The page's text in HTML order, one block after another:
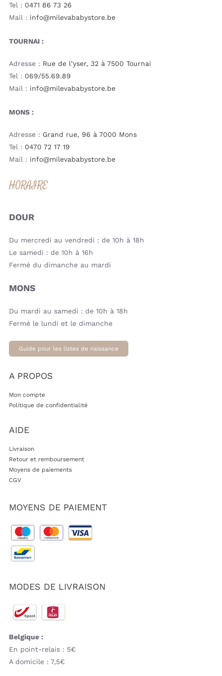
Tel : 0471 86 73 26
Mail : info@milevababystore.be
TOURNAI :
Adresse : Rue de l’yser, 32 à 7500 Tournai
Tel : 069/55.69.89
Mail : info@milevababystore.be
MONS :
Adresse : Grand rue, 96 à 7000 Mons
Tel : 0470 72 17 19
Mail : info@milevababystore.be
HORAIRE
DOUR
Du mercredi au vendredi : de 10h à 18h
Le samedi : de 10h à 16h
Fermé du dimanche au mardi
MONS
Du mardi au samedi : de 10h à 18h
Fermé le lundi et le dimanche
Guide pour les listes de naissance
A PROPOS
Mon compte
Politique de confidentialité
AIDE
Livraison
Retour et remboursement
Moyens de paiements
CGV
MOYENS DE PAIEMENT
MODES DE LIVRAISON
Belgique :
En point-relais : 5€
A domicile : 7,5€